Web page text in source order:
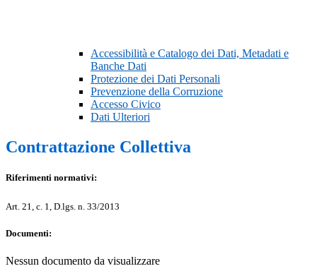
Accessibilità e Catalogo dei Dati, Metadati e
Banche Dati
Protezione dei Dati Personali
Prevenzione della Corruzione
Accesso Civico
Dati Ulteriori
Contrattazione Collettiva
Riferimenti normativi:
Art. 21, c. 1, D.lgs. n. 33/2013
Documenti:
Nessun documento da visualizzare